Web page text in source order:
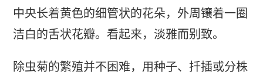
中央长着黄色的细管状的花朵，外周镶着一圈
洁白的舌状花瓣。看起来，淡雅而别致。
除虫菊的繁殖并不困难，用种子、扦插或分株